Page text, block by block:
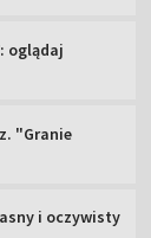
oglądaj
"Granie
i oczywisty